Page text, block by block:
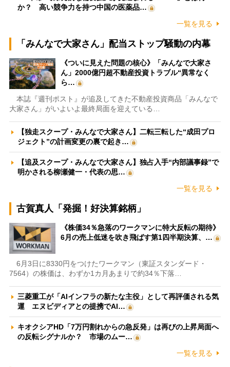
か？ 高い競争力を持つ中国の医薬品…
一覧を見る
「みんなで大家さん」配当ストップ騒動の内幕
《ついに見えた問題の核心》「みんなで大家さ
ん」2000億円超不動産投資トラブル“異常なく
ら…
本誌『週刊ポスト』が追及してきた不動産投資商品「みんなで
大家さん」がいよいよ最終局面を迎えている…
【独走スクープ・みんなで大家さん】二転三転した“成田プロ
ジェクト”の計画変更の裏で起き…
【追及スクープ・みんなで大家さん】独占入手“内部議事録”で
明かされる柳瀬健一・代表の思…
一覧を見る
古賀真人「発掘！好決算銘柄」
《株価34％急落のワークマンに特大反転の期待》
6月の売上低迷を吹き飛ばす第1四半期決算、…
6月3日に8330円をつけたワークマン（東証スタンダード・
7564）の株価は、わずか1カ月あまりで約34％下落…
三菱重工が「AIインフラの新たな主役」として再評価される気
運 エヌビディアとの提携でAI…
キオクシアHD「7万円割れからの急反発」は再びの上昇局面へ
の反転シグナルか？ 市場のムー…
一覧を見る